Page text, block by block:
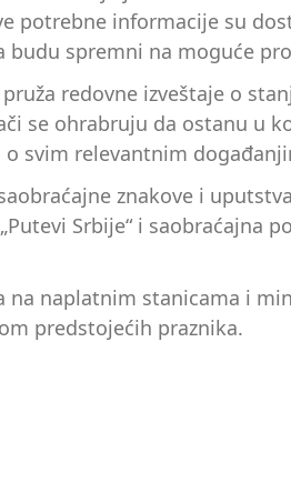
potrebne informacije su
spremni na moguće
redovne izveštaje o
se ohrabruju da ostanu u
svim relevantnim
znakove i
Srbije“ i saobraćajna
naplatnim stanicama i
predstojećih praznika.